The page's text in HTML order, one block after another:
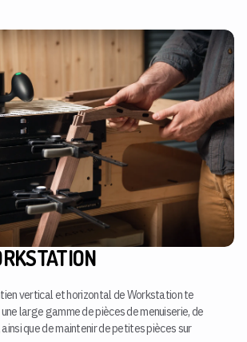
vertical et horizontal de Workstation te
large gamme de pièces de menuiserie, de
que de maintenir de petites pièces sur